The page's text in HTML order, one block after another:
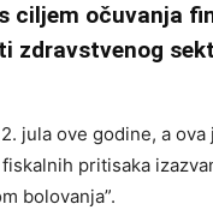
ciljem očuvanja
zdravstvenog
jula ove godine, a
pritisaka
bolovanja”.